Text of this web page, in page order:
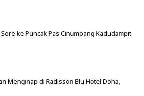
Sore ke Puncak Pas Cinumpang Kadudampit
Menginap di Radisson Blu Hotel Doha,